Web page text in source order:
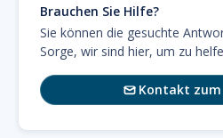
Brauchen Sie Hilfe?
Sie können die gesuchte
Sorge, wir sind hier, um zu
Kontakt zum